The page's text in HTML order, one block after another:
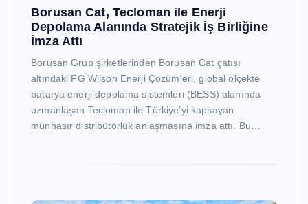
Borusan Cat, Tecloman ile Enerji
Depolama Alanında Stratejik İş Birliğine
İmza Attı
Borusan Grup şirketlerinden Borusan Cat çatısı
altındaki FG Wilson Enerji Çözümleri, global ölçekte
batarya enerji depolama sistemleri (BESS) alanında
uzmanlaşan Tecloman ile Türkiye’yi kapsayan
münhasır distribütörlük anlaşmasına imza attı. Bu…